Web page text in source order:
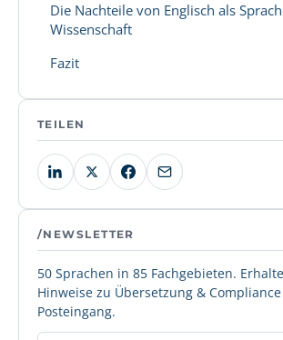
Die Nachteile von Englisch als
Wissenschaft
Fazit
TEILEN
/NEWSLETTER
50 Sprachen in 85 Fachgebieten.
Hinweise zu Übersetzung &
Posteingang.